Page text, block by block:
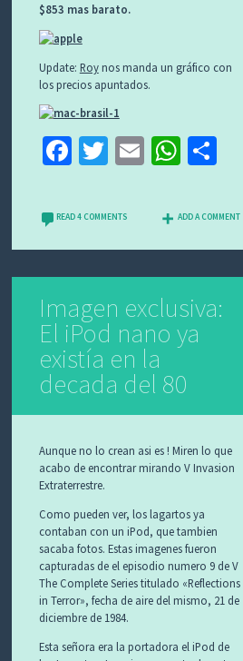
$853 mas barato.
Update: Roynos manda un gráfico con
los precios apuntados.
Fa
b
o
k
T
tt
E
ai
W
at
p
p
C
m
ar
tir
READ 4 COMMENTS ADD A COMMENT
Imagen exclusiva:
El iPod nano ya
existía en la
decada del 80
Aunque no lo crean asi es ! Miren lo que
acabo de encontrar mirando V Invasion
Extraterrestre.
Como pueden ver, los lagartos ya
contaban con un iPod, que tambien
sacaba fotos. Estas imagenes fueron
capturadas de el episodio numero 9 de V
The Complete Series titulado «Reflections
in Terror», fecha de aire del mismo, 21 de
diciembre de 1984.
Esta señora era la portadora el iPod de